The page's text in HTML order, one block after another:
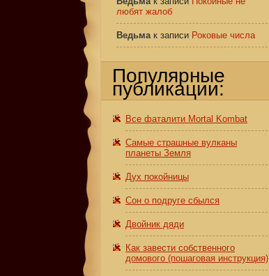
любят жалоб
Ведьмак записи Роковые числа
Популярные
публикации:
Все фаталити Mortal Kombat
Самые страшные вулканы
планеты Земля
Дух покойницы
Сон о подруге сбылся
Двойник дяди
Как завести собственного
домового (пошаговая инструкция)